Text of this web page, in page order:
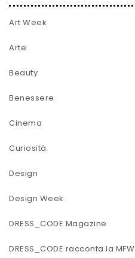
Art Week
Arte
Beauty
Benessere
Cinema
Curiosità
Design
Design Week
DRESS_CODE Magazine
DRESS_CODE racconta la MFW